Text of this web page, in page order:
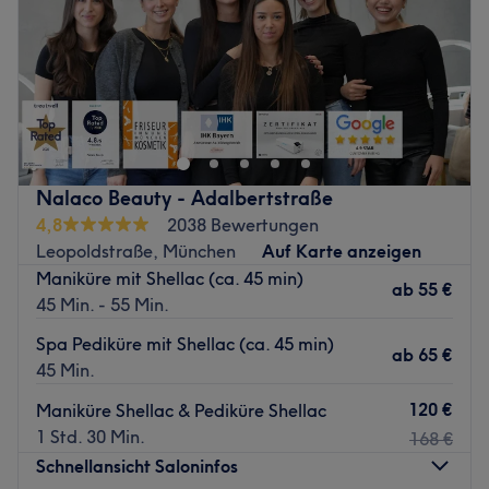
Sonntag
Geschlossen
Willkommen im unsere
Silk Sugar Studio în Kronberg
Taunus- Studio für sanfte und professionelle
Haarentfernung sowie gepflegte Beauty-Behandlungen.
In entspannter Atmosphäre stehen Wohlbefinden,
Hygiene und individuelle Betreuung im Mittelpunkt.
În unseremSilk Sugar Studio Kronbergfinden Sie: für alle
und auf Ihre Wahl:
Waxing / Sugaring, Wimpern und Augenbrauen Lifting,
klassische Maniküre und klassische Pediküre mit Lack
oder Shellack außerdem Fachfußpflege.
BeiFachfußpflegewird entfernt Hühnerauge,
eingewachsene Nagel, Hornhaut aber außer Diabetiker
Kunden behandeln.
Nalaco Beauty - Adalbertstraße
4,8
2038 Bewertungen
Leopoldstraße, München
Auf Karte anzeigen
Maniküre mit Shellac (ca. 45 min)
45 Min. - 55 Min.
ab 55 €
Spa Pediküre mit Shellac (ca. 45 min)
45 Min.
ab 65 €
Maniküre Shellac & Pediküre Shellac
1 Std. 30 Min.
120 €
168 €
Schnellansicht Saloninfos